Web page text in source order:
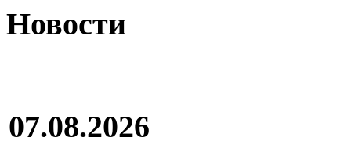
Новости
07.08.2026